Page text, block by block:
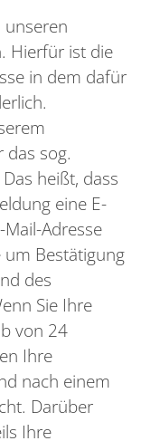
unseren
Hierfür ist die
in dem dafür
das sog.
heißt, dass
eine E-
Adresse
um Bestätigung
des
Sie Ihre
von 24
Ihre
nach einem
Darüber
Ihre